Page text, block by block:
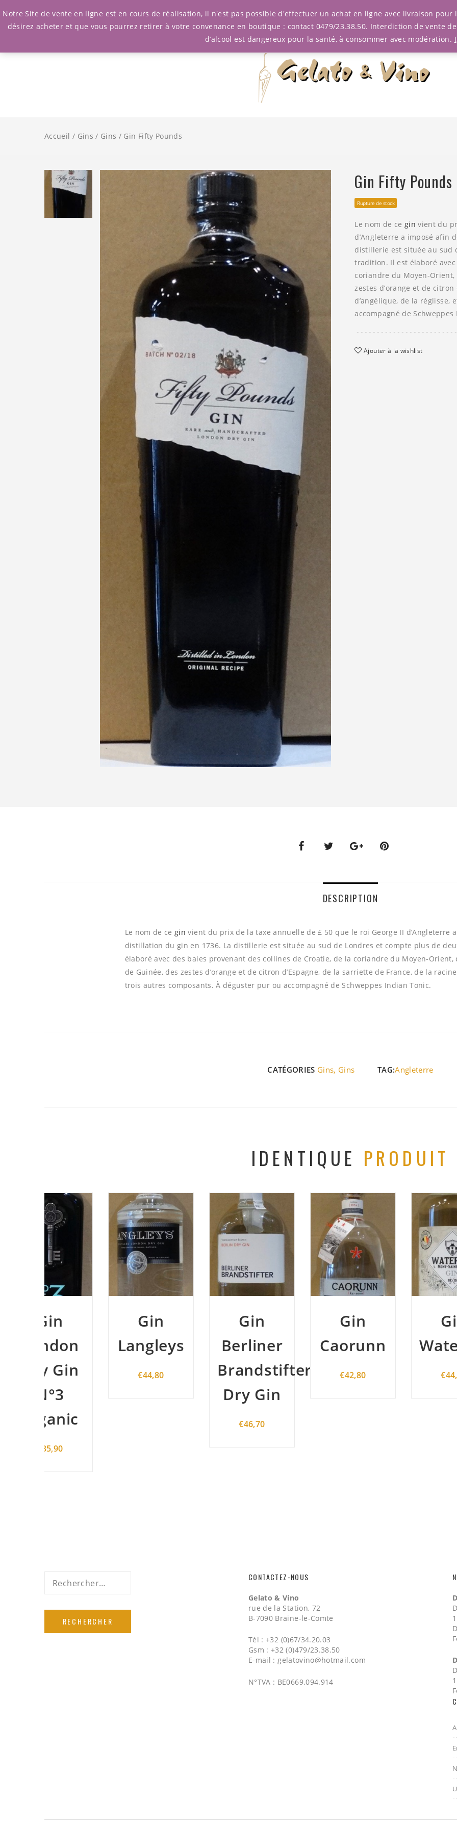
Accueil / Gins / Gins / Gin Fifty Pounds
Gin Fifty Pounds
Rupture de stock
Le nom de ce gin vient du
d’Angleterre a imposé afin
distillerie est située au sud
tradition. Il est élaboré
coriandre du Moyen-
zestes d’orange et de
d’angélique, de la réglisse,
accompagné de Schweppes
Ajouter à la wishlist
DESCRIPTION
Le nom de cegin vient du prix de la taxe annuelle de £ 50 que le roi George II d’Angleterre
distillation du gin en 1736. La distillerie est située au sud de Londres et compte plus de
élaboré avec des baies provenant des collines de Croatie, de la coriandre du Moyen-
de Guinée, des zestes d’orange et de citron d’Espagne, de la sarriette de France, de la
trois autres composants. À déguster pur ou accompagné de Schweppes Indian Tonic.
CATÉGORIES Gins, Gins TAG:Angleterre
IDENTIQUE PRODUIT
Langleys
Berliner
Brandstifter
Dry Gin
Caorunn
€ 42,80
Waterloo
Rechercher : CONTACTEZ-NOUS
Gelato & Vino
rue de la Station, 72
B-7090 Braine-le-Comte
Tél : +32 (0)67/34.20.03
Gsm : +32 (0)479/23.38.50
E-mail :gelatovino@hotmail.com
N°TVA : BE0669.094.914
Notre Site de vente en ligne est en cours de réalisation, il n'est pas possible d'effectuer un achat en ligne avec livraison
désirez acheter et que vous pourrez retirer à votre convenance en boutique : contact 0479/23.38.50. Interdiction de vente
d’alcool est dangereux pour la santé, à consommer avec modération.